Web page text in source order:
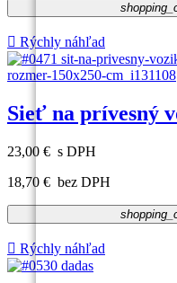
 Rýchly náhľad
Sieť na prívesný
23,00 € s DPH
18,70 € bez DPH
 Rýchly náhľad